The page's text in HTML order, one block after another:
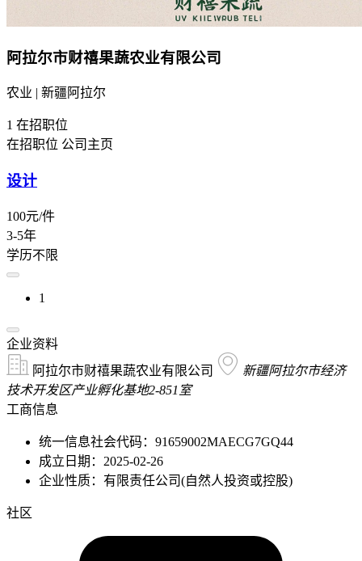
阿拉尔市财禧果蔬农业有限公司
农业 | 新疆阿拉尔
1 在招职位
在招职位 公司主页
设计
100元/件
3-5年
学历不限
1
企业资料
阿拉尔市财禧果蔬农业有限公司
新疆阿拉尔市经济
技术开发区产业孵化基地2-851室
工商信息
统一信息社会代码：91659002MAECG7GQ44
成立日期：2025-02-26
企业性质：有限责任公司(自然人投资或控股)
社区